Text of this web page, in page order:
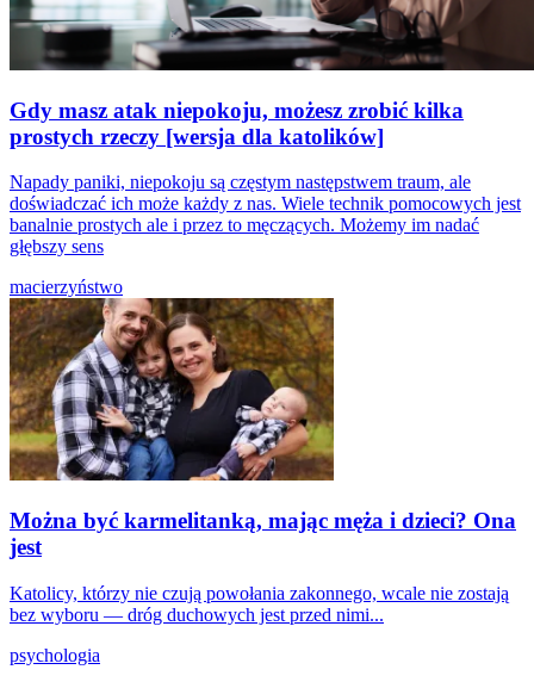
Gdy masz atak niepokoju, możesz zrobić kilka
prostych rzeczy [wersja dla katolików]
Napady paniki, niepokoju są częstym następstwem traum, ale
doświadczać ich może każdy z nas. Wiele technik pomocowych jest
banalnie prostych ale i przez to męczących. Możemy im nadać
głębszy sens
macierzyństwo
Można być karmelitanką, mając męża i dzieci? Ona
jest
Katolicy, którzy nie czują powołania zakonnego, wcale nie zostają
bez wyboru — dróg duchowych jest przed nimi...
psychologia